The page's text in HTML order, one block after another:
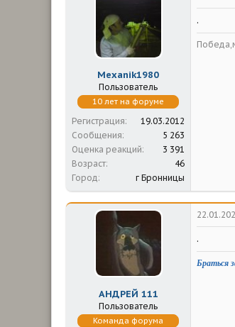
Mexanik1980
Пользователь
10 лет на форуме
Регистрация
19.03.2012
Сообщения
5 263
Оценка реакций
3 391
Возраст
46
Город
г Бронницы
.
АНДРЕЙ 111
Пользователь
Команда форума
.
Браться